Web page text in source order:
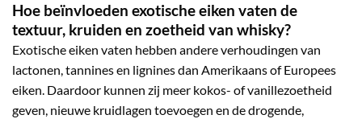
Hoe beïnvloeden exotische eiken vaten de
textuur, kruiden en zoetheid van whisky?
Exotische eiken vaten hebben andere verhoudingen van
lactonen, tannines en lignines dan Amerikaans of Europees
eiken. Daardoor kunnen zij meer kokos- of vanillezoetheid
geven, nieuwe kruidlagen toevoegen en de drogende,